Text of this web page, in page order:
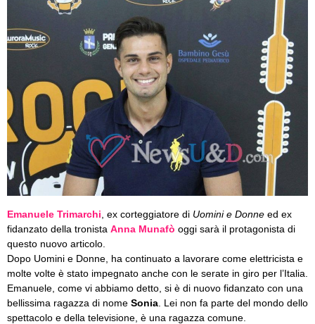
Emanuele Trimarchi , ex corteggiatore di Uomini e Donne ed ex
fidanzato della tronista Anna Munafò oggi sarà il protagonista di
questo nuovo articolo.
Dopo Uomini e Donne, ha continuato a lavorare come elettricista e
molte volte è stato impegnato anche con le serate in giro per l’Italia.
Emanuele, come vi abbiamo detto, si è di nuovo fidanzato con una
bellissima ragazza di nome Sonia . Lei non fa parte del mondo dello
spettacolo e della televisione, è una ragazza comune.